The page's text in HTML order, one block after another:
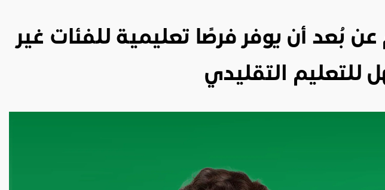
بُعد أن يوفر فرصًا تعليمية للفئات غير
للتعليم التقليدي